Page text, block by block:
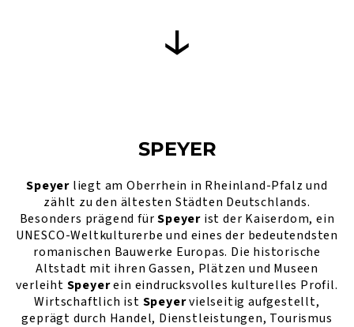
SPEYER
Speyer liegt am Oberrhein in Rheinland-Pfalz und
zählt zu den ältesten Städten Deutschlands.
Besonders prägend fürSpeyer ist der Kaiserdom, ein
UNESCO-Weltkulturerbe und eines der bedeutendsten
romanischen Bauwerke Europas. Die historische
Altstadt mit ihren Gassen, Plätzen und Museen
verleiht Speyerein eindrucksvolles kulturelles Profil.
Wirtschaftlich ist Speyervielseitig aufgestellt,
geprägt durch Handel, Dienstleistungen, Tourismus